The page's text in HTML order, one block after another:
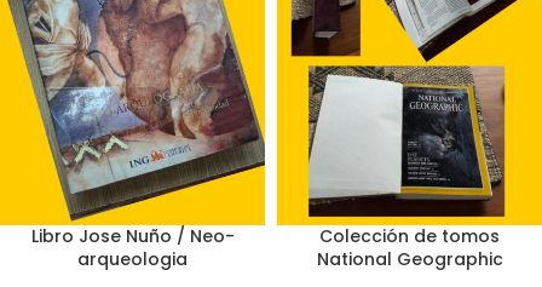
Libro Jose Nuño / Neo-
arqueologia
Colección de tomos
National Geographic